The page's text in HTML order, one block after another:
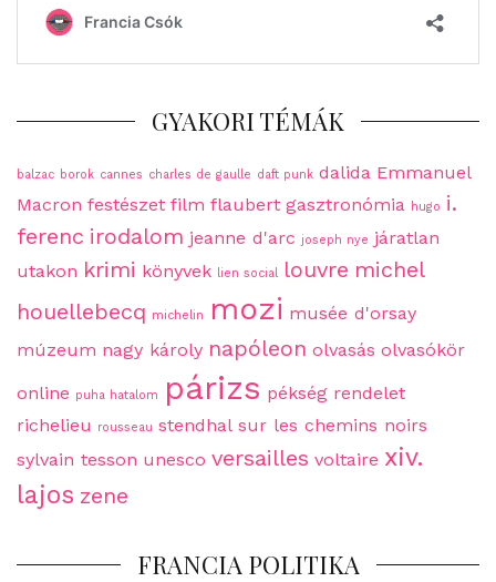
GYAKORI TÉMÁK
balzac borok cannes charles de gaulle daft punk dalida Emmanuel
Macron festészet film flaubert gasztronómia hugo i.
ferenc irodalom jeanne d'arc joseph nye járatlan
utakon krimi könyvek lien social louvre michel
houellebecq michelin mozi musée d'orsay
múzeum nagy károly napóleon olvasás olvasókör
online puha hatalom párizs pékség rendelet
richelieu
rousseau stendhal sur les chemins noirs
sylvain tesson unesco versailles voltaire xiv.
lajos zene
FRANCIA POLITIKA